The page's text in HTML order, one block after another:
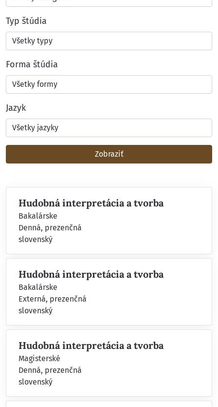
Typ štúdia
Forma štúdia
Jazyk
Zobraziť
Hudobná interpretácia a tvorba
Bakalárske
Denná, prezenčná
slovenský
Hudobná interpretácia a tvorba
Bakalárske
Externá, prezenčná
slovenský
Hudobná interpretácia a tvorba
Magisterské
Denná, prezenčná
slovenský